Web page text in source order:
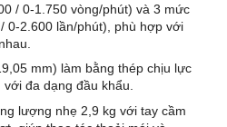
/ 0-1.750 vòng/phút) và 3 mức
0-2.600 lần/phút), phù hợp với
mm) làm bằng thép chịu lực
đa dạng đầu khẩu.
lượng nhẹ 2,9 kg với tay cầm